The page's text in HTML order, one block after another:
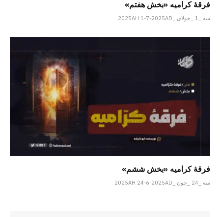
فرقهٔ کرامیه «بخش هفتم»
سه _1 _جولای _2025AH 1-7-2025AD
فرقهٔ کرامیه «بخش ششم»
سه _24 _جون _2025AH 24-6-2025AD